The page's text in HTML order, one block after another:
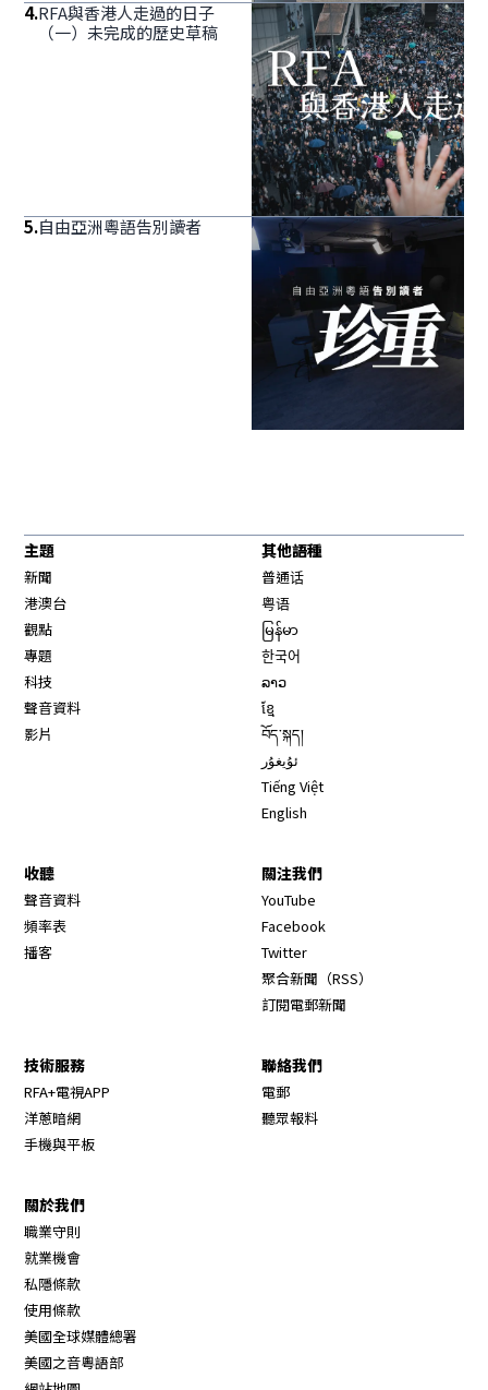
4.RFA與香港人走過的日子
（一）未完成的歷史草稿
5.自由亞洲粵語告別讀者
主題
新聞
港澳台
觀點
專題
科技
聲音資料
影片
其他語種
普通话
粤语
မြန်မာ
한국어
ລາວ
ខ្មែ
བོད་སྐད།
ئۇيغۇر
Tiếng Việt
English
收聽
聲音資料
頻率表
播客
關注我們
YouTube
Facebook
Twitter
聚合新聞（RSS）
訂閱電郵新聞
技術服務
RFA+電視APP
洋蔥暗網
手機與平板
聯絡我們
電郵
聽眾報料
關於我們
職業守則
就業機會
私隱條款
使用條款
美國全球媒體總署
美國之音粵語部